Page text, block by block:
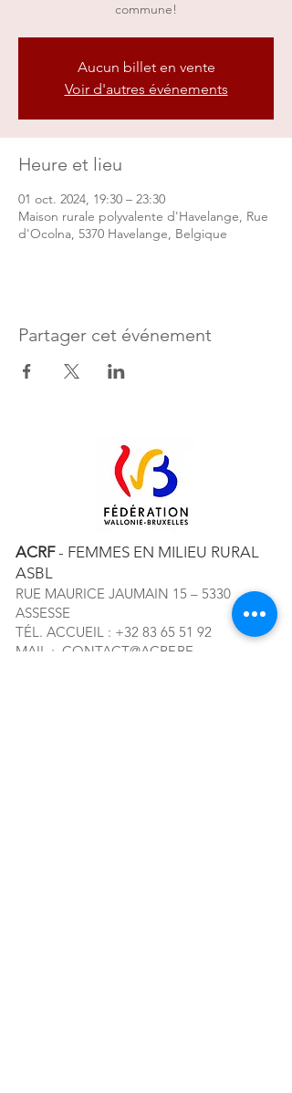
commune!
Aucun billet en vente
Voir d'autres événements
Heure et lieu
01 oct. 2024, 19:30 – 23:30
Maison rurale polyvalente d'Havelange, Rue
d'Ocolna, 5370 Havelange, Belgique
Partager cet événement
ACRF- FEMMES EN MILIEU RURAL
ASBL
RUE MAURICE JAUMAIN 15 – 5330
ASSESSE
TÉL. ACCUEIL : +32 83 65 51 92
MAIL : CONTACT@ACRF.BE